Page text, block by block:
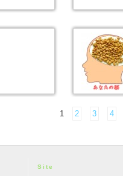
1 2 3 4
Site